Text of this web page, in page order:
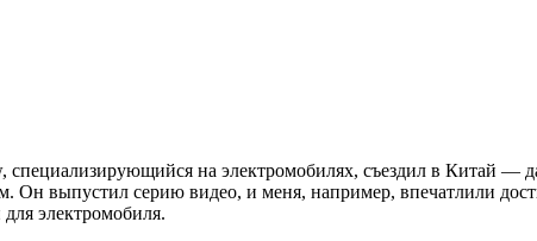
специализирующийся на электромобилях, съездил в Китай —
Он выпустил серию видео, и меня, например, впечатлили
для электромобиля.